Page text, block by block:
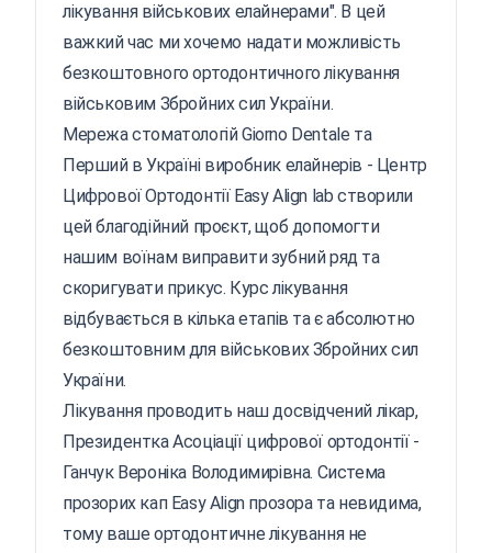
лікування військових елайнерами". В цей
важкий час ми хочемо надати можливість
безкоштовного ортодонтичного лікування
військовим Збройних сил України.
Мережа стоматологій Giorno Dentale та
Перший в Україні виробник елайнерів - Центр
Цифрової Ортодонтії Easy Align lab створили
цей благодійний проєкт, щоб допомогти
нашим воїнам виправити зубний ряд та
скоригувати прикус. Курс лікування
відбувається в кілька етапів та є абсолютно
безкоштовним для військових Збройних сил
України.
Лікування проводить наш досвідчений лікар,
Президентка Асоціації цифрової ортодонтії -
Ганчук Вероніка Володимирівна. Система
прозорих кап Easy Align прозора та невидима,
тому ваше ортодонтичне лікування не